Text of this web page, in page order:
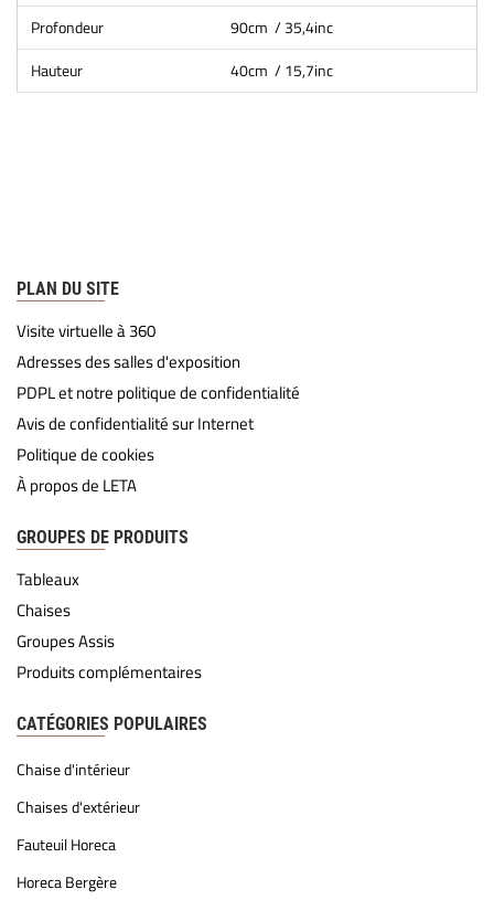
Profondeur
90cm / 35,4inc
Hauteur
40cm / 15,7inc
PLAN DU SITE
Visite virtuelle à 360
Adresses des salles d'exposition
PDPL et notre politique de confidentialité
Avis de confidentialité sur Internet
Politique de cookies
À propos de LETA
GROUPES DE PRODUITS
Tableaux
Chaises
Groupes Assis
Produits complémentaires
CATÉGORIES POPULAIRES
Chaise d'intérieur
Chaises d'extérieur
Fauteuil Horeca
Horeca Bergère